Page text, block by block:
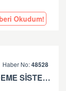
Okudum!
Haber No:48528
GÜMRÜK BANKA ÖDEME SİSTEMLERİ ZİRAAT BANKASI PLANLI ÇALIŞMA HK